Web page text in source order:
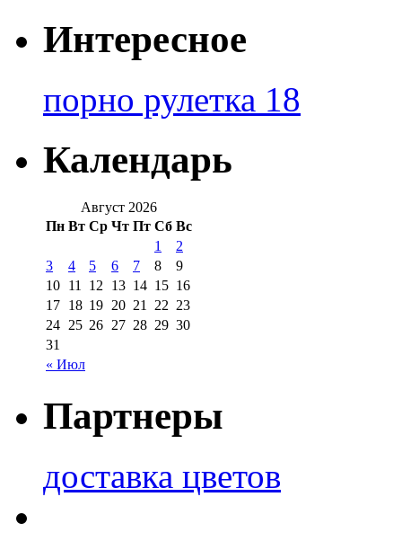
Интересное
порно рулетка 18
Календарь
Август 2026
Пн Вт Ср Чт Пт Сб Вс
« Июл
1
2
3
4 5 6 7 8
9
10 11 12 13 14 15 16
17 18 19 20 21 22 23
24 25 26 27 28 29 30
31
Партнеры
доставка цветов